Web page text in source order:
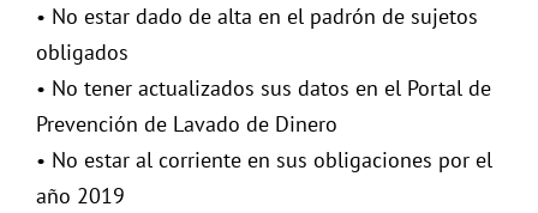
• No estar dado de alta en el padrón de sujetos
obligados
• No tener actualizados sus datos en el Portal de
Prevención de Lavado de Dinero
• No estar al corriente en sus obligaciones por el
año 2019